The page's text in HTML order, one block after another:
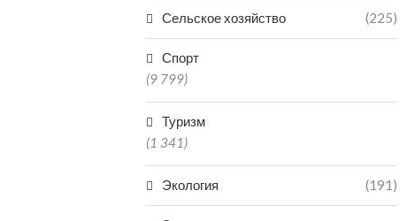
Сельское хозяйство (225)
Спорт
(9 799)
Туризм
(1 341)
Экология (191)